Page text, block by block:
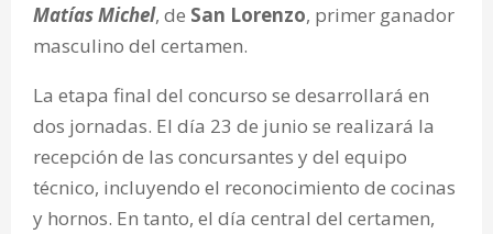
Matías Michel, de San Lorenzo, primer ganador
masculino del certamen.
La etapa final del concurso se desarrollará en
dos jornadas. El día 23 de junio se realizará la
recepción de las concursantes y del equipo
técnico, incluyendo el reconocimiento de cocinas
y hornos. En tanto, el día central del certamen,